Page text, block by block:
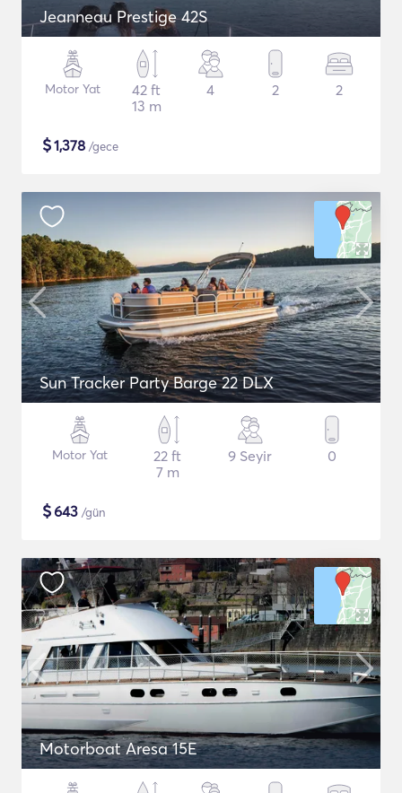
Jeanneau Prestige 42S
Motor Yat
42 ft
13 m
4 2 2
$1,378 /gece
Sun Tracker Party Barge 22 DLX
Motor Yat
22 ft
7 m
9 Seyir 0
$643 /gün
Motorboat Aresa 15E